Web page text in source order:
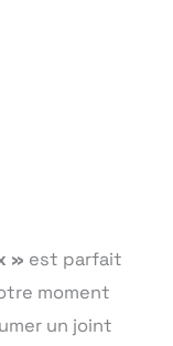
» est parfait
moment
un joint